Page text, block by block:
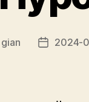
gian
Post2024-